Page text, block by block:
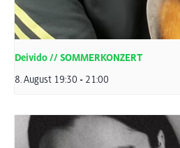
Deivido // SOMMERKONZERT
8. August 19:30 - 21:00